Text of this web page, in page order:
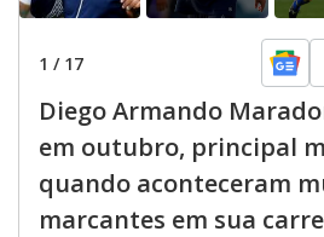
1 / 17
Diego Armando
em outubro, principal
quando aconteceram
marcantes em sua